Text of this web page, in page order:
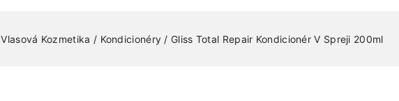
Vlasová Kozmetika / Kondicionéry / Gliss Total Repair Kondicionér V Spreji 200ml